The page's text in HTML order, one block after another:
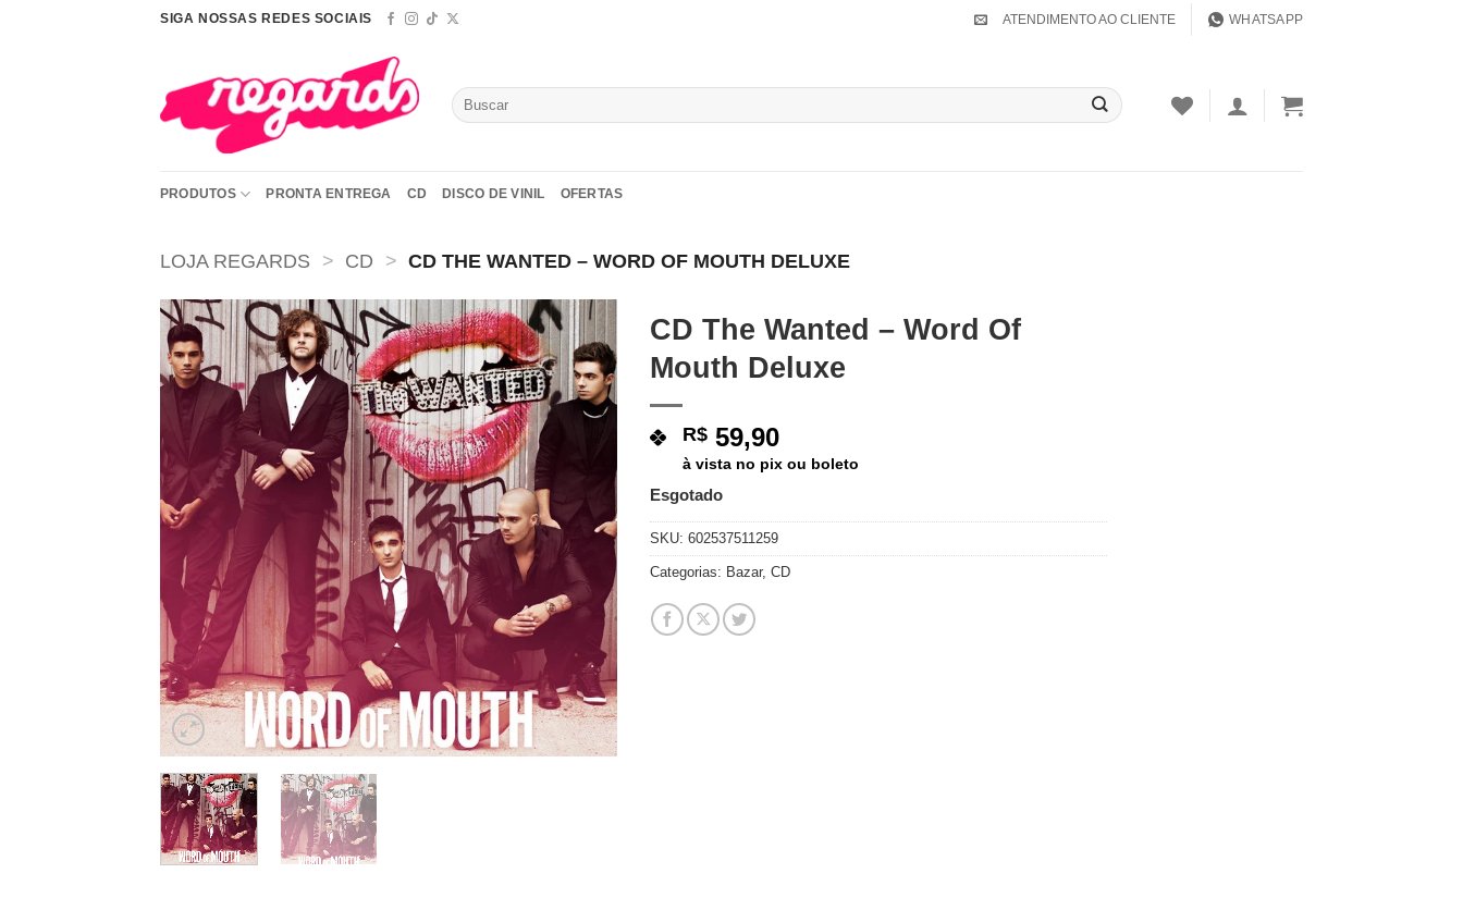
SIGA NOSSAS REDES SOCIAIS ATENDIMENTO AO CLIENTE WHATSAPP
Pesquisar
por:
PRODUTOS PRONTA ENTREGA CD DISCO DE VINIL OFERTAS
LOJA REGARDS > CD > CD THE WANTED – WORD OF MOUTH DELUXE
Adicionar
a lista de
desejos
CD The Wanted – Word Of
Mouth Deluxe
R$ 59,90
à vista no pix ou boleto
Esgotado
SKU: 602537511259
Categorias: Bazar, CD